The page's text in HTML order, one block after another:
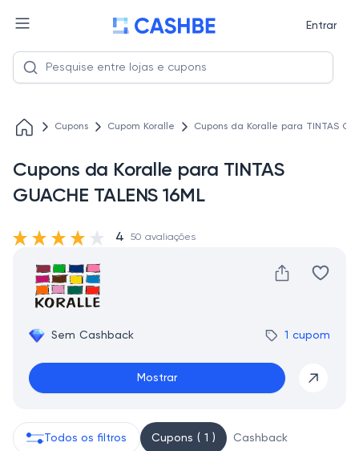
Entrar
Cupons Cupom Koralle Cupons da Koralle para TINTAS
Cupons da Koralle para TINTAS
GUACHE TALENS 16ML
Sem Cashback 1 cupom
Mostrar
4 50 avaliações
Todos os filtros Cupons ( 1 ) Cashback